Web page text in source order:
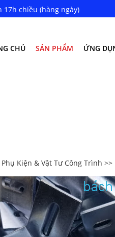
17h chiều (hàng ngày)
CHỦ SẢN PHẨM ỨNG
Phụ Kiện & Vật Tư Công Trình >>